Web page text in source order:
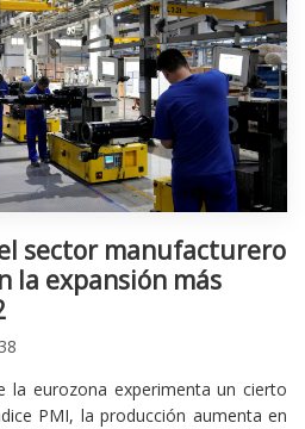
sector manufacturero
la expansión más
la eurozona experimenta un cierto
PMI, la producción aumenta en